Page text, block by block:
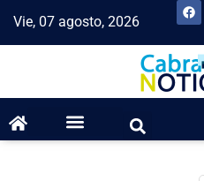
Vie, 07 agosto, 2026